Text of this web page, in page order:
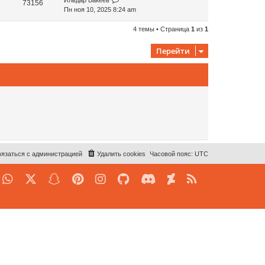
73156
Пн ноя 10, 2025 8:24 am
4 темы • Страница 1 из 1
Перейти
Часовой пояс: UTC
Удалить cookies
с администрацией